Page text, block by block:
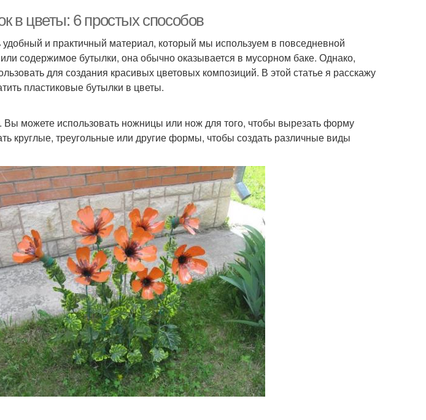
в цветы: 6 простых способов
и практичный материал, который мы используем в повседневной
содержимое бутылки, она обычно оказывается в мусорном баке. Однако,
для создания красивых цветовых композиций. В этой статье я расскажу
пластиковые бутылки в цветы.
можете использовать ножницы или нож для того, чтобы вырезать форму
круглые, треугольные или другие формы, чтобы создать различные виды